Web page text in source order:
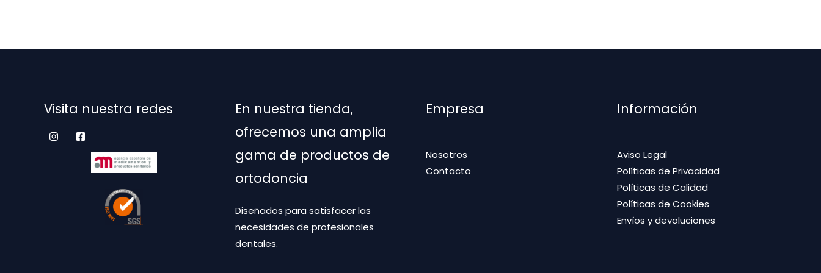
la
producto
Visita nuestra redes
En nuestra tienda,
ofrecemos una amplia
gama de productos de
ortodoncia
Diseñados para satisfacer las
necesidades de profesionales
dentales.
Empresa
Nosotros
Contacto
Información
Aviso Legal
Políticas de Privacidad
Políticas de Calidad
Políticas de Cookies
Envíos y devoluciones